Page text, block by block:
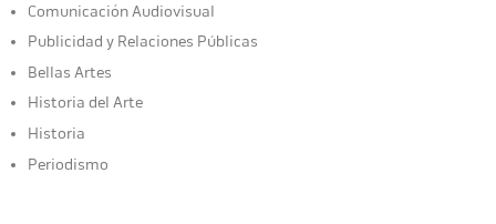
Comunicación Audiovisual
Publicidad y Relaciones Públicas
Bellas Artes
Historia del Arte
Historia
Periodismo